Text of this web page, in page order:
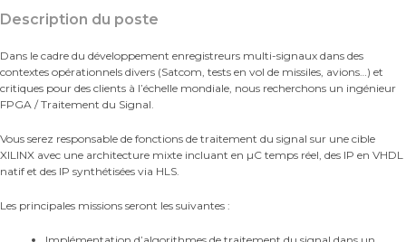
Description du poste
Dans le cadre du développement enregistreurs multi-signaux dans des
contextes opérationnels divers (Satcom, tests en vol de missiles, avions…) et
critiques pour des clients à l’échelle mondiale, nous recherchons un ingénieur
FPGA / Traitement du Signal.
Vous serez responsable de fonctions de traitement du signal sur une cible
XILINX avec une architecture mixte incluant en µC temps réel, des IP en VHDL
natif et des IP synthétisées via HLS.
Les principales missions seront les suivantes :